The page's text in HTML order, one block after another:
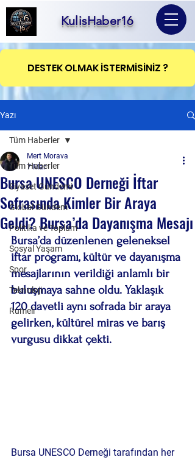
KulisHaber16
DESTEK OLMAK İSTERMİSİNİZ ?
Yazı
Tüm Haberler
Siyaset Gündemi
Global Gündem
Politika ve Toplum
Sosyal Yaşam
Spor
Teknoloji
Rumeli
Tüm Haberler
Bursa UNESCO Derneği İftar
Sofrasında Kimler Bir Araya
Geldi? Bursa’da Dayanışma Mesajı
Mert Morava
7 Mar
Bursa’da düzenlenen geleneksel
iftar programı, kültür ve dayanışma
mesajlarının verildiği anlamlı bir
buluşmaya sahne oldu. Yaklaşık
120 davetli aynı sofrada bir araya
gelirken, kültürel miras ve barış
vurgusu dikkat çekti.
Bursa UNESCO Derneği tarafından her